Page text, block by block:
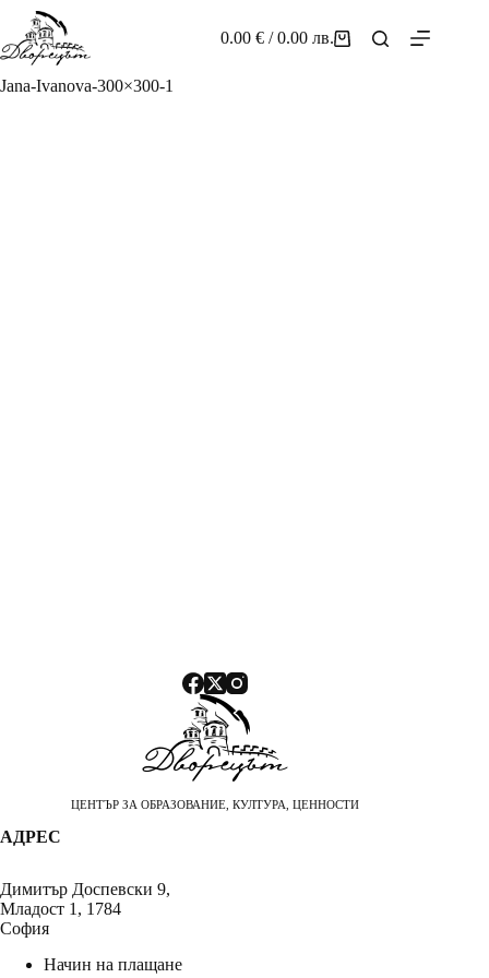
content
Shopping
0.00€ / 0.00 лв.
Jana-Ivanova-300×300-1
ЦЕНТЪР ЗА ОБРАЗОВАНИЕ, КУЛТУРА, ЦЕННОСТИ
АДРЕС
Димитър Доспевски 9,
Младост 1, 1784
София
Начин на плащане